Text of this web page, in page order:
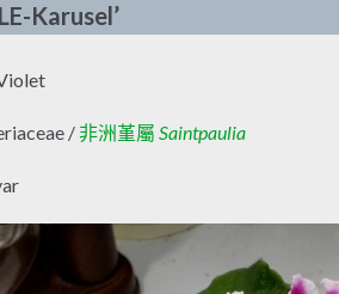
Karusel’
/ 非洲堇屬 Saintpaulia